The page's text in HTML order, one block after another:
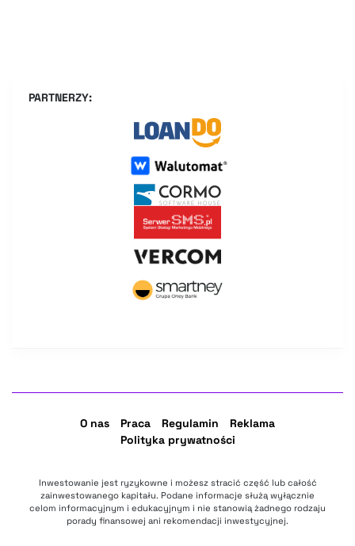
PARTNERZY:
O nas Praca Regulamin
Reklama
Polityka prywatności
Inwestowanie jest ryzykowne i możesz stracić część lub całość
zainwestowanego kapitału. Podane informacje służą wyłącznie
celom informacyjnym i edukacyjnym i nie stanowią żadnego rodzaju
porady finansowej ani rekomendacji inwestycyjnej.